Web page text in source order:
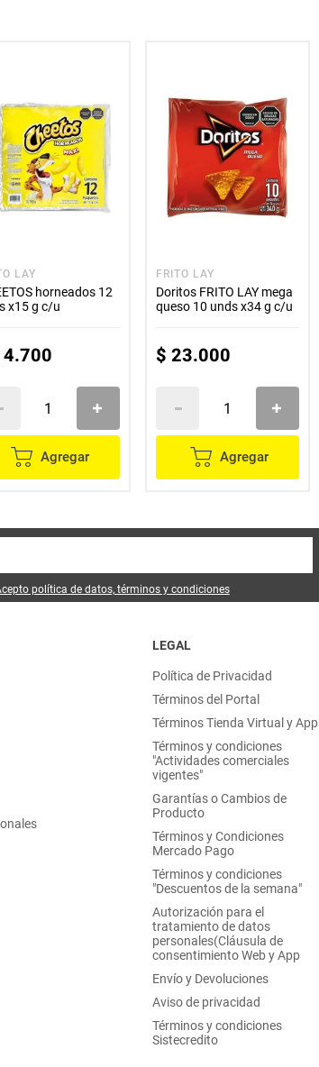
LAY
horneados 12
x15 g c/u
.700
Agregar
FRITO LAY
Doritos FRITO LAY mega
queso 10 unds x34 g c/u
$ 23.000
Agregar
política de datos, términos y condiciones
LEGAL
Política de Privacidad
Términos del Portal
Términos Tienda Virtual y App
Términos y condiciones
"Actividades comerciales
vigentes"
Garantías o Cambios de
Producto
Términos y Condiciones
Mercado Pago
Términos y condiciones
"Descuentos de la semana"
Autorización para el
tratamiento de datos
personales(Cláusula de
consentimiento Web y App
Envío y Devoluciones
Aviso de privacidad
Términos y condiciones
Sistecredito